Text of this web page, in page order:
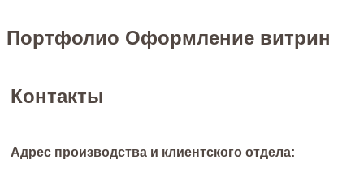
Портфолио Оформление витрин
Контакты
Адрес производства и клиентского отдела: